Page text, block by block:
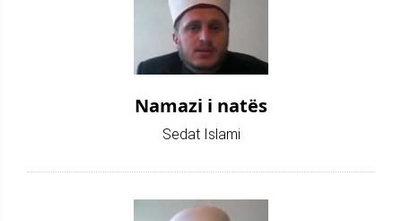
Namazi i natës
Sedat Islami